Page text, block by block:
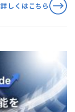
詳しくはこちら